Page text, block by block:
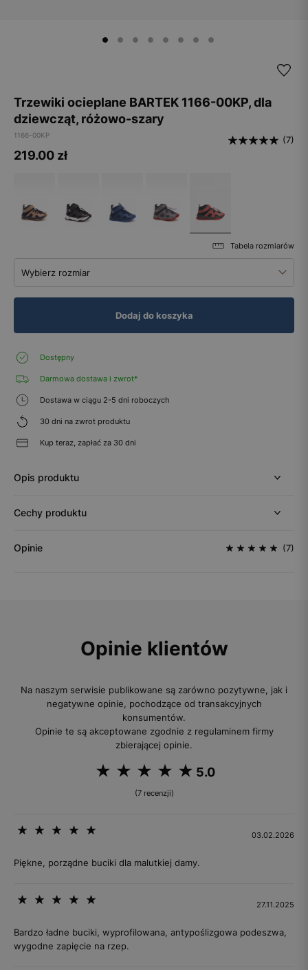
Trzewiki ocieplane BARTEK 1166-00KP, dla
dziewcząt, różowo-szary
1166-00KP (7)
219.00 zł
Tabela rozmiarów
Wybierz rozmiar
Dodaj do koszyka
Dostępny
Darmowa dostawa i zwrot*
Dostawa w ciągu 2-5 dni roboczych
30 dni na zwrot produktu
Kup teraz, zapłać za 30 dni
Opis produktu
Cechy produktu
Opinie (7)
Opinie klientów
Na naszym serwisie publikowane są zarówno pozytywne, jak i
negatywne opinie, pochodzące od transakcyjnych
konsumentów.
Opinie te są akceptowane zgodnie z regulaminem firmy
zbierającej opinie.
5.0
(7 recenzji)
03.02.2026
Piękne, porządne buciki dla malutkiej damy.
27.11.2025
Bardzo ładne buciki, wyprofilowana, antypoślizgowa podeszwa,
wygodne zapięcie na rzep.